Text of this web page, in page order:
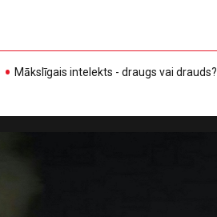
Mākslīgais intelekts - draugs vai drauds?